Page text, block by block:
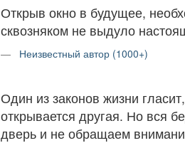
Открыв окно в будущее,
сквозняком не выдуло
Неизвестный автор (1000+)
Один из законов жизни
открывается другая. Но вся
дверь и не обращаем